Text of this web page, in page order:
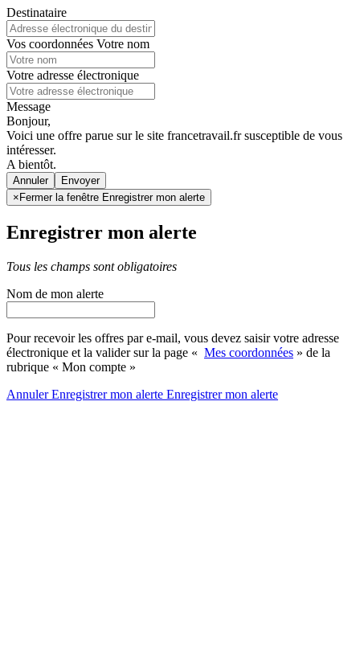
Destinataire
Vos coordonnées Votre nom
Votre adresse électronique
Message
Bonjour,
Voici une offre parue sur le site francetravail.fr susceptible de vous
intéresser.
A bientôt.
Annuler
× Fermer la fenêtre Enregistrer mon alerte
Enregistrer mon alerte
Tous les champs sont obligatoires
Nom de mon alerte
Pour recevoir les offres par e-mail, vous devez saisir votre adresse
électronique et la valider sur la page « Mes coordonnées » de la
rubrique « Mon compte »
AnnulerEnregistrer mon alerte Enregistrermon alerte